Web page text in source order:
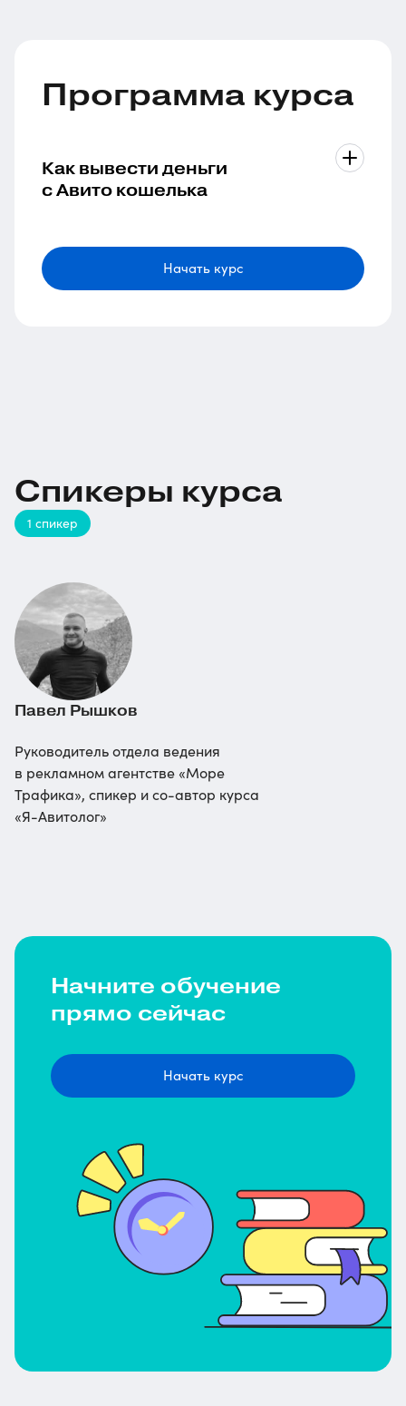
Программа курса
Как вывести деньги
с Авито кошелька
Начать курс
Спикеры курса
1 спикер
Павел Рышков
Руководитель отдела ведения
в рекламном агентстве «Море
Трафика», спикер исо-автор курса
«Я-Авитолог»
Начните обучение
прямо сейчас
Начать курс